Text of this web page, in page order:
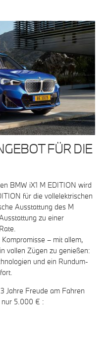
FÜR DIE
BMW iX1 M EDITION wird
für die vollelektrischen
Ausstattung des M
zu einer
– mit allem,
vollen Zügen zu genießen:
und ein Rundum-
Jahre Freude am Fahren
nur 5.000 € :